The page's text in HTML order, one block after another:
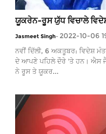
ਯੂਕਰੇਨ-ਰੂਸ ਯੁੱਧ ਵਿਚਾਲੇ
Jasmeet Singh- 2022-10-06
ਨਵੀਂ ਦਿੱਲੀ, 6 ਅਕਤੂਬਰ: ਵਿਦੇਸ਼
ਦੇ ਆਪਣੇ ਪਹਿਲੇ ਦੌਰੇ 'ਤੇ ਹਨ। ਐਸ
ਨੇ ਰੂਸ ਤੇ ਯੂਕਰ...